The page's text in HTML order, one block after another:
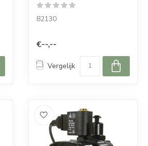
82130
€--,--
Vergelijk